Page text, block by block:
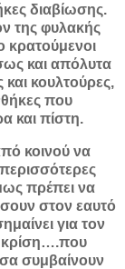
διαβίωσης.
της φυλακής
κρατούμενοι
και απόλυτα
κουλτούρες,
που
και πίστη.
κοινού να
πρέπει να
στον εαυτό
για τον
κρίση….που
συμβαίνουν